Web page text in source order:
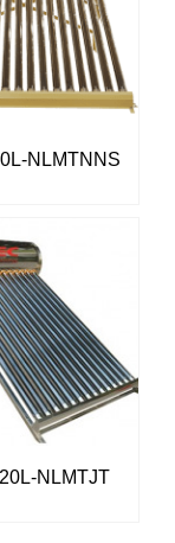
NLMTNNS
NLMTJT